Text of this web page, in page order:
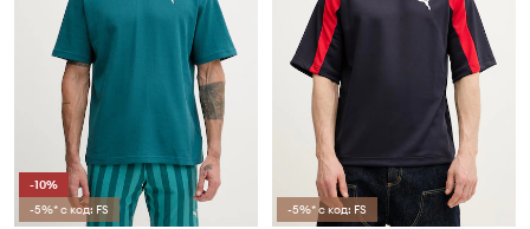
-10%
-5%* с код: FS
-5%* с код: FS